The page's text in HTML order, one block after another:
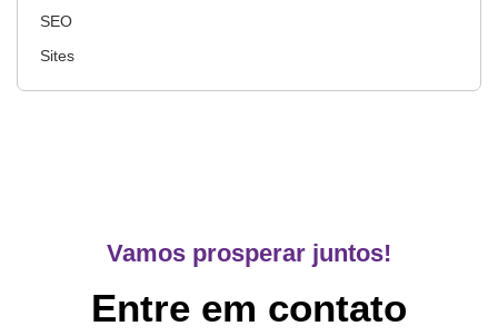
SEO
Sites
Vamos prosperar juntos!
Entre em contato